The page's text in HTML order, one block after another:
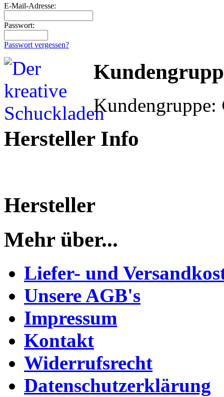
E-Mail-Adresse:
Passwort:
Passwort vergessen?
Kundengruppe:
Hersteller Info
Hersteller
Mehr über...
Liefer- und
Unsere AGB's
Impressum
Kontakt
Widerrufsrecht
Datenschutzerklärung